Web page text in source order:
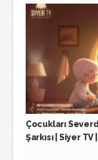
Çocukları
Şarkısı | Siyer